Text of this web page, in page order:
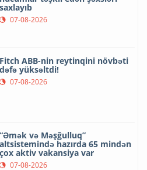
saxlayıb
07-08-2026
Fitch ABB-nin reytinqini növbəti
dəfə yüksəltdi!
07-08-2026
“Əmək və Məşğulluq”
altsistemində hazırda 65 mindən
çox aktiv vakansiya var
07-08-2026